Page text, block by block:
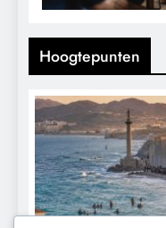
Hoogtepunten